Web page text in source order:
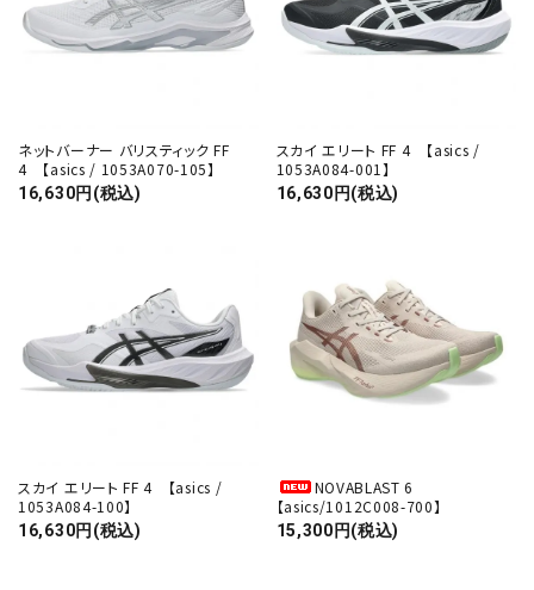
ネットバーナー バリスティック FF
4 【asics / 1053A070-105】
16,630円(税込)
スカイ エリート FF 4 【asics /
1053A084-001】
16,630円(税込)
スカイ エリート FF 4 【asics /
1053A084-100】
16,630円(税込)
NOVABLAST 6
【asics/1012C008-700】
15,300円(税込)